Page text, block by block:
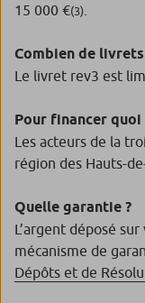
15 000 €(3)
Combien de
Le livret rev3 est
Pour financer quoi
Les acteurs de la
région des Hauts-
Quelle garantie ?
L’argent déposé
mécanisme de
Dépôts et de